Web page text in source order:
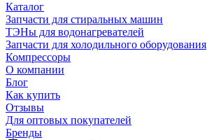
Каталог
Запчасти для стиральных машин
ТЭНы для водонагревателей
Запчасти для холодильного оборудования
Компрессоры
О компании
Блог
Как купить
Отзывы
Для оптовых покупателей
Бренды